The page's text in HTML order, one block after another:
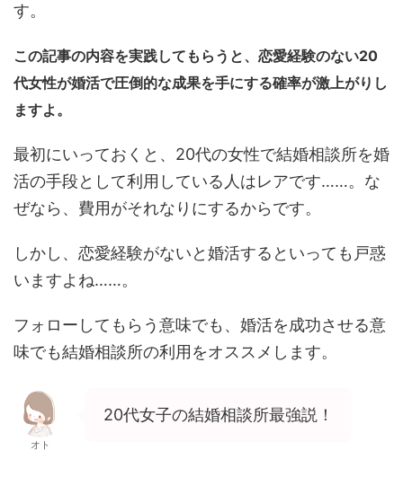
す。
この記事の内容を実践してもらうと、恋愛経験のない20
代女性が婚活で圧倒的な成果を手にする確率が激上がりし
ますよ。
最初にいっておくと、20代の女性で結婚相談所を婚
活の手段として利用している人はレアです……。な
ぜなら、費用がそれなりにするからです。
しかし、恋愛経験がないと婚活するといっても戸惑
いますよね……。
フォローしてもらう意味でも、婚活を成功させる意
味でも結婚相談所の利用をオススメします。
オト
20代女子の結婚相談所最強説！